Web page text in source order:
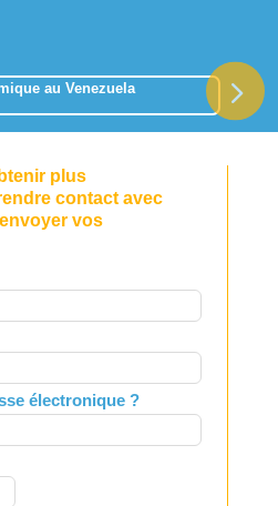
au Venezuela
plus
contact avec
vos
électronique ?